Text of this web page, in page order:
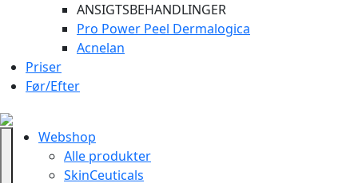
ANSIGTSBEHANDLINGER
Pro Power Peel Dermalogica
Acnelan
Priser
Før/Efter
Webshop
Alle produkter
SkinCeuticals